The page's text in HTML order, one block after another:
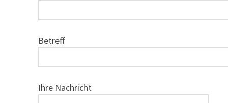
Betreff
Ihre Nachricht